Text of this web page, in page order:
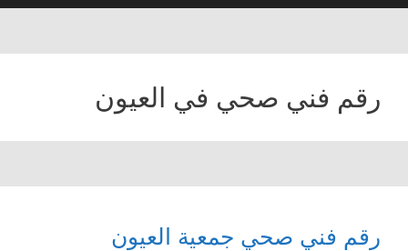
رقم فني صحي في العيون
رقم فني صحي جمعية العيون